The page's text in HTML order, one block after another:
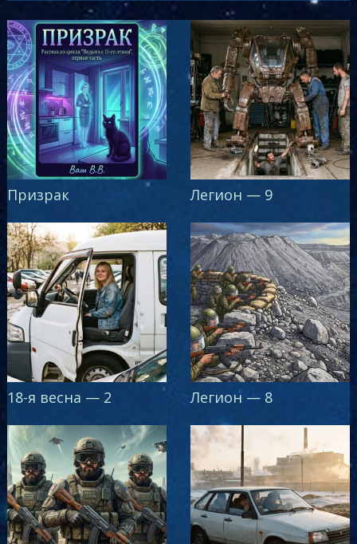
Призрак Легион — 9
18-я весна — 2 Легион — 8